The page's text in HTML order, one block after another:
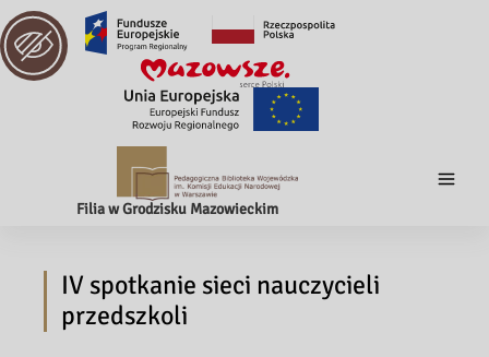
Filia w Grodzisku Mazowieckim
IV spotkanie sieci nauczycieli
przedszkoli